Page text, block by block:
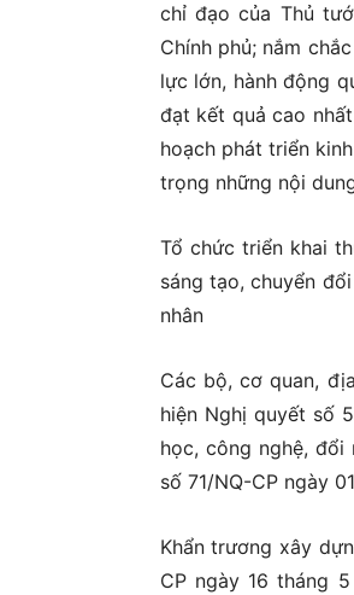
chỉ đạo của Thủ
Chính phủ; nắm
lực lớn, hành động
đạt kết quả cao
hoạch phát triển
trọng những nội
Tổ chức triển khai
sáng tạo, chuyển
nhân
Các bộ, cơ quan,
hiện Nghị quyết số
học, công nghệ,
số 71/NQ-CP ngày
Khẩn trương xây
CP ngày 16 tháng